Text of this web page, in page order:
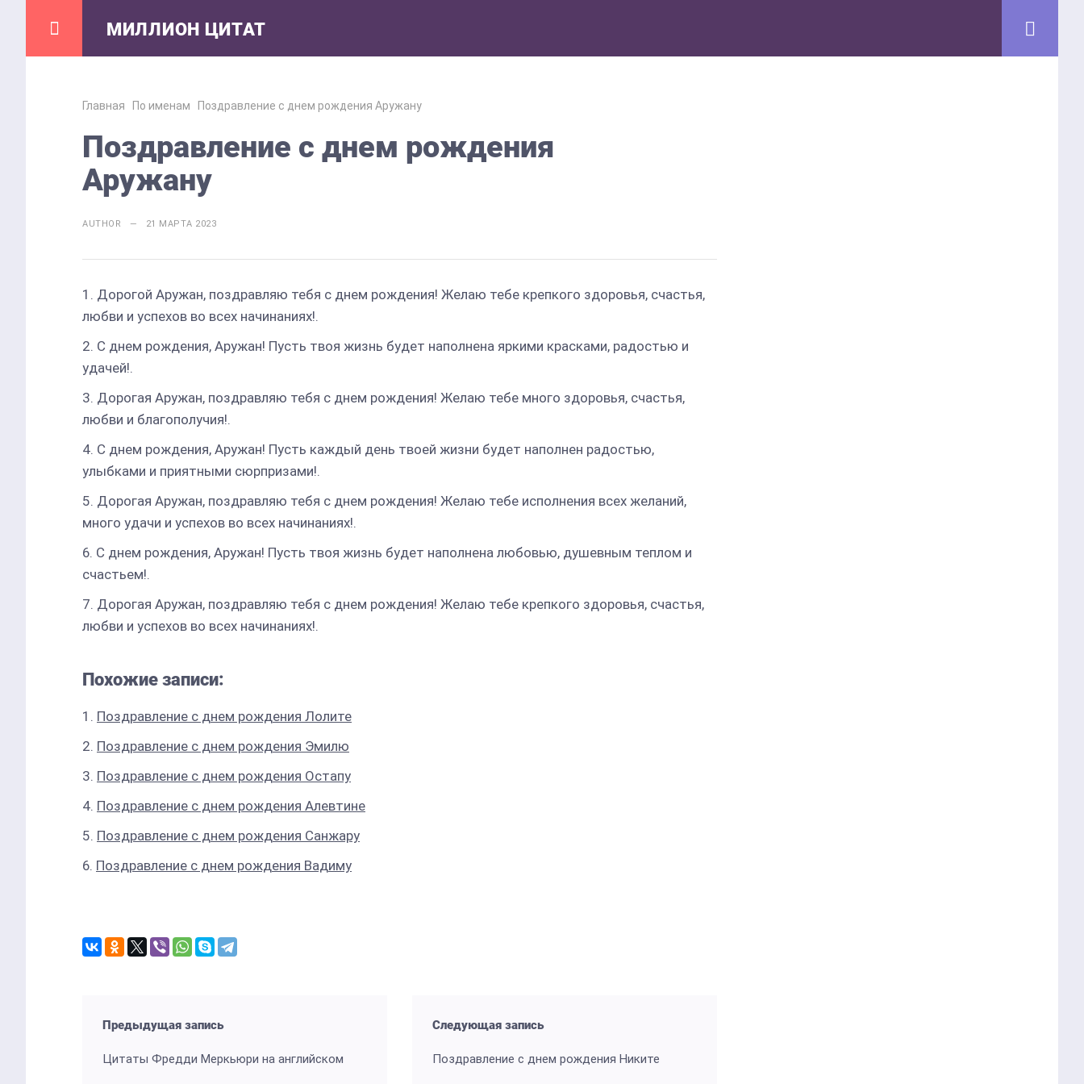
МИЛЛИОН ЦИТАТ
Главная По именам Поздравление с днем рождения Аружану
Поздравление с днем рождения
Аружану
AUTHOR — 21 МАРТА 2023
Дорогой Аружан, поздравляю тебя с днем рождения! Желаю тебе крепкого здоровья, счастья,
любви и успехов во всех начинаниях!.
С днем рождения, Аружан! Пусть твоя жизнь будет наполнена яркими красками, радостью и
удачей!.
Дорогая Аружан, поздравляю тебя с днем рождения! Желаю тебе много здоровья, счастья,
любви и благополучия!.
С днем рождения, Аружан! Пусть каждый день твоей жизни будет наполнен радостью,
улыбками и приятными сюрпризами!.
Дорогая Аружан, поздравляю тебя с днем рождения! Желаю тебе исполнения всех желаний,
много удачи и успехов во всех начинаниях!.
С днем рождения, Аружан! Пусть твоя жизнь будет наполнена любовью, душевным теплом и
счастьем!.
Дорогая Аружан, поздравляю тебя с днем рождения! Желаю тебе крепкого здоровья, счастья,
любви и успехов во всех начинаниях!.
Похожие записи:
Поздравление с днем рождения Лолите
Поздравление с днем рождения Эмилю
Поздравление с днем рождения Остапу
Поздравление с днем рождения Алевтине
Поздравление с днем рождения Санжару
Поздравление с днем рождения Вадиму
Предыдущая запись
Цитаты Фредди Меркьюри на английском
Следующая запись
Поздравление с днем рождения Никите